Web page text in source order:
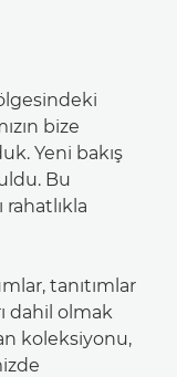
bize
Yeni bakış
Bu
rahatlıkla
tanıtımlar
dahil olmak
koleksiyonu,